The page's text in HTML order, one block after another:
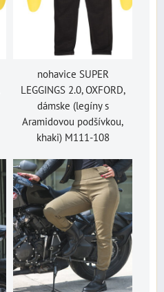
nohavice SUPER
LEGGINGS 2.0, OXFORD,
dámske (legíny s
Aramidovou podšívkou,
khaki) M111-108